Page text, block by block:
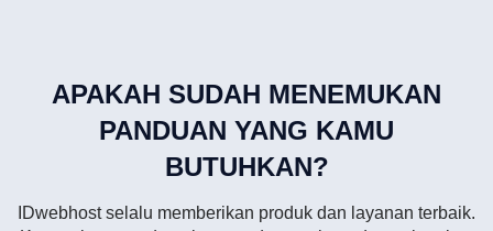
APAKAH SUDAH MENEMUKAN
PANDUAN YANG KAMU
BUTUHKAN?
IDwebhost selalu memberikan produk dan layanan terbaik.